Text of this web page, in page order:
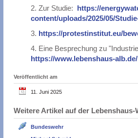
2. Zur Studie: https://
content/uploads/2025/05/
3. https://protestinstitut.eu/
4. Eine Besprechung zu
https://www.lebenshaus-
Veröffentlicht am
11. Juni 2025
Weitere Artikel auf der
Bundeswehr